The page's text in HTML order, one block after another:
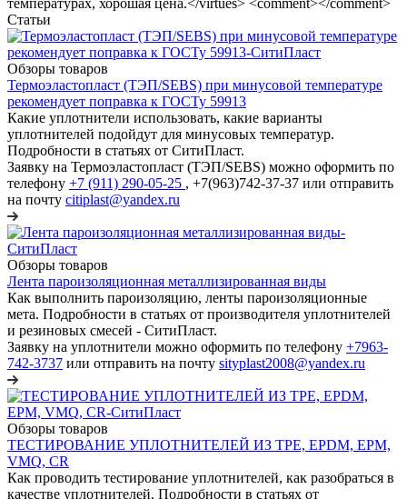
Статьи
Обзоры товаров
Термоэластопласт (ТЭП/SEBS) при минусовой температуре
рекомендует поправка к ГОСТу 59913
Какие уплотнители использовать, какие варианты
уплотнителей подойдут для минусовых температур.
Подробности в статьях от СитиПласт.
Заявку на Термоэластопласт (ТЭП/SEBS) можно оформить по
телефону +7 (911) 290-05-25 , +7(963)742-37-37 или отправить
на почту citiplast@yandex.ru
Обзоры товаров
Лента пароизоляционная металлизированная виды
Как выполнить пароизоляцию, ленты пароизоляционные
мета. Подробности в статьях от производителя уплотнителей
и резиновых смесей - СитиПласт.
Заявку на уплотнители можно оформить по телефону +7963-
742-3737 или отправить на почту sityplast2008@yandex.ru
Обзоры товаров
ТЕСТИРОВАНИЕ УПЛОТНИТЕЛЕЙ ИЗ TPE, EPDM, EPM,
VMQ, CR
Как проводить тестирование уплотнителей, как разобраться в
качестве уплотнителей. Подробности в статьях от